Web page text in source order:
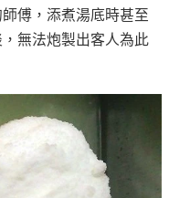
傅，添煮湯底時甚至
無法炮製出客人為此